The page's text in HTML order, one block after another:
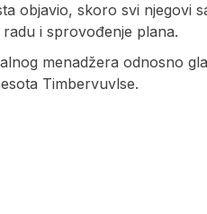
objavio, skoro svi njegovi
i sprovođenje plana.
menadžera odnosno
Timbervuvlse.